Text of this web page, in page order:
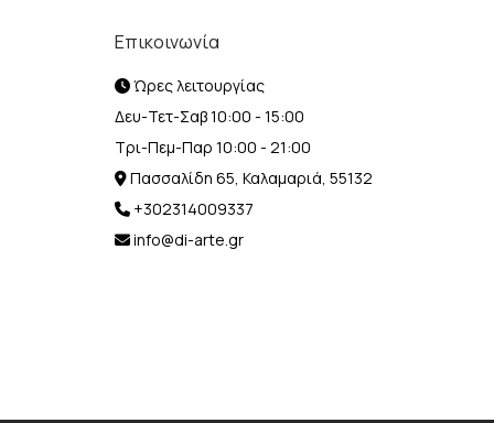
Επικοινωνία
Ώρες λειτουργίας
Δευ-Τετ-Σαβ 10:00 - 15:00
Τρι-Πεμ-Παρ 10:00 - 21:00
Πασσαλίδη 65, Καλαμαριά, 55132
+302314009337
info@di-arte.gr